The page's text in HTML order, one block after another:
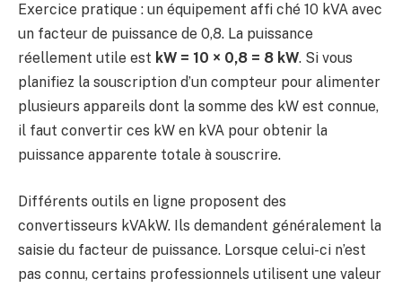
Exercice pratique : un équipement affi ché 10 kVA avec
un facteur de puissance de 0,8. La puissance
réellement utile est kW = 10 × 0,8 = 8 kW. Si vous
planifiez la souscription d’un compteur pour alimenter
plusieurs appareils dont la somme des kW est connue,
il faut convertir ces kW en kVA pour obtenir la
puissance apparente totale à souscrire.
Différents outils en ligne proposent des
convertisseurs kVAkW. Ils demandent généralement la
saisie du facteur de puissance. Lorsque celui-ci n’est
pas connu, certains professionnels utilisent une valeur